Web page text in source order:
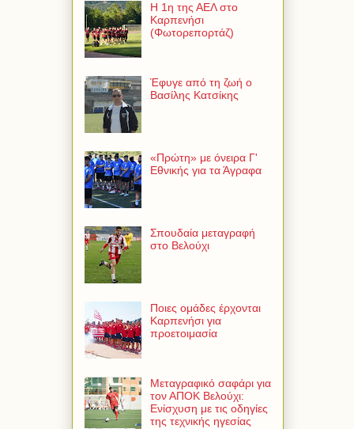
Η 1η της ΑΕΛ στο
Καρπενήσι
(Φωτορεπορτάζ)
Έφυγε από τη ζωή ο
Βασίλης Κατσίκης
«Πρώτη» με όνειρα Γ'
Εθνικής για τα Άγραφα
Σπουδαία μεταγραφή
στο Βελούχι
Ποιες ομάδες έρχονται
Καρπενήσι για
προετοιμασία
Μεταγραφικό σαφάρι για
τον ΑΠΟΚ Βελούχι:
Ενίσχυση με τις οδηγίες
της τεχνικής ηγεσίας